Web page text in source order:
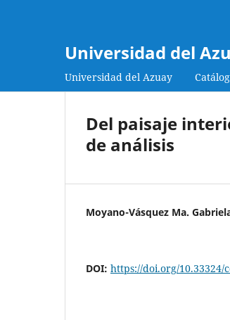
Universidad del
Universidad del Azuay
Del paisaje
de análisis
Moyano-Vásquez Ma.
DOI: https://doi.org/10.33324/